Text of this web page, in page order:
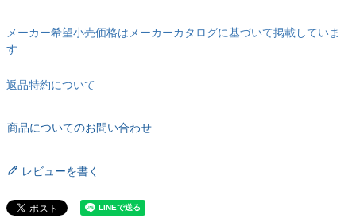
メーカー希望小売価格はメーカーカタログに基づいて掲載していま
す
返品特約について
商品についてのお問い合わせ
レビューを書く